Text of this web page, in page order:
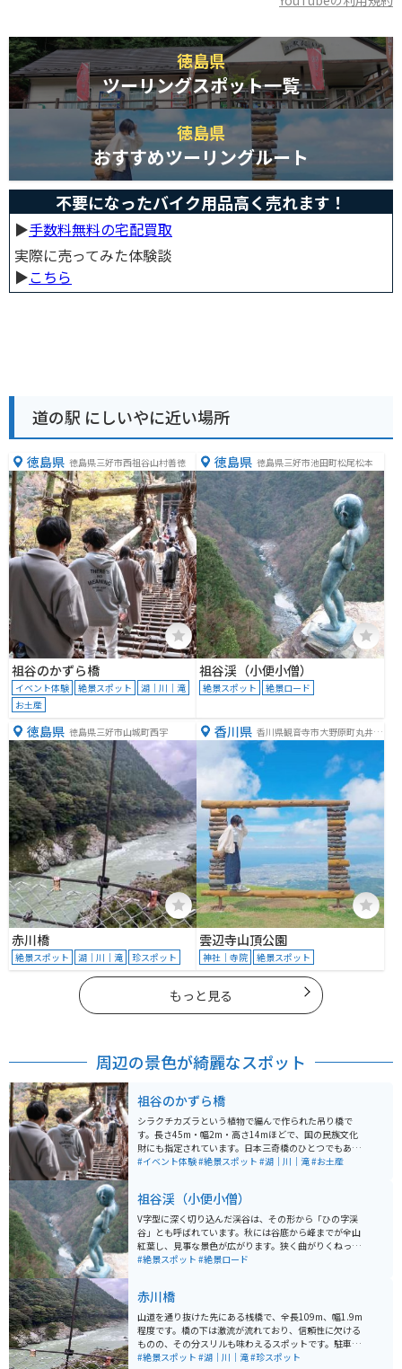
徳島県
ツーリングスポット一覧
徳島県
おすすめツーリングルート
不要になったバイク用品高く売れます！
▶︎手数料無料の宅配買取
実際に売ってみた体験談
▶︎こちら
道の駅 にしいやに近い場所
徳島県 徳島県三好市西祖谷山村善徳
祖谷のかずら橋
イベント体験 絶景スポット
湖｜川｜滝
お土産
徳島県 徳島県三好市池田町松尾松本
祖谷渓（小便小僧）
絶景スポット 絶景ロード
徳島県 徳島県三好市山城町西宇
赤川橋
絶景スポット 湖｜川｜滝 珍スポット
香川県 香川県観音寺市大野原町丸井１
９７４−５７
雲辺寺山頂公園
神社｜寺院 絶景スポット
もっと見る
周辺の景色が綺麗なスポット
祖谷のかずら橋
シラクチカズラという植物で編んで作られた吊り橋で
す。長さ45m・幅2m・高さ14mほどで、国の民族文化
財にも指定されています。日本三奇橋のひとつでもあ
り、足元がスカスカで揺れるのでスリルがあります。 周
時はライトアップもされて幻想的な景色が見られるので
夜もオススメです。
#イベント体験#絶景スポット #湖｜川｜滝#お土産
祖谷渓（小便小僧）
V字型に深く切り込んだ渓谷は、その形から「ひの字渓
谷」とも呼ばれています。秋には谷底から峰までが全山
紅葉し、見事な景色が広がります。狭く曲がりくねった
道を登った「小便岩」と呼ばれる大断崖には、「小便小
#絶景スポット #絶景ロード
赤川橋
山道を通り抜けた先にある桟橋で、全長109m、幅1.9m
程度です。橋の下は激流が流れており、信頼性に欠ける
ものの、その分スリルも味わえるスポットです。駐車場
はありますが、あまり広くはありません。また、物を落
#絶景スポット #湖｜川｜滝#珍スポット